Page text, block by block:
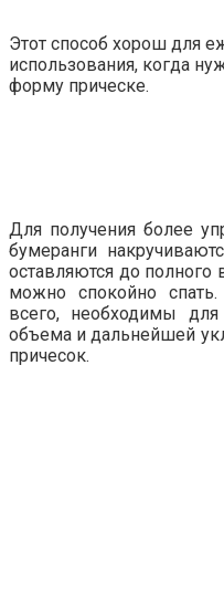
Этот способ хорош для
использования, когда
форму прическе.
Для получения более
бумеранги
оставляются до
можно спокойно
всего, необходимы
объема и дальнейшей
причесок.